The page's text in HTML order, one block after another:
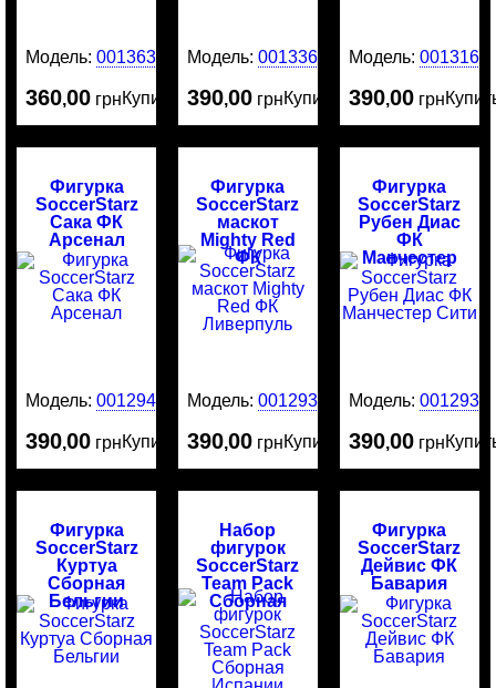
Модель:0013635
360,00 грнКупить
Модель:0013369
390,00 грнКупить
Модель: 0013161
390,00 грн
Фигурка
SoccerStarz
Сака ФК
Арсенал
Модель:0012942
390,00 грнКупить
Фигурка
SoccerStarz
маскот
Mighty Red
ФК
Ливерпуль
Модель:0012938
390,00 грнКупить
Фигурка
SoccerStarz
Рубен Диас
ФК
Манчестер
Сити
Модель: 0012937
390,00 грн
Фигурка
SoccerStarz
Куртуа
Сборная
Бельгии
Набор
фигурок
SoccerStarz
Team Pack
Сборная
Испании
Фигурка
SoccerStarz
Дейвис ФК
Бавария